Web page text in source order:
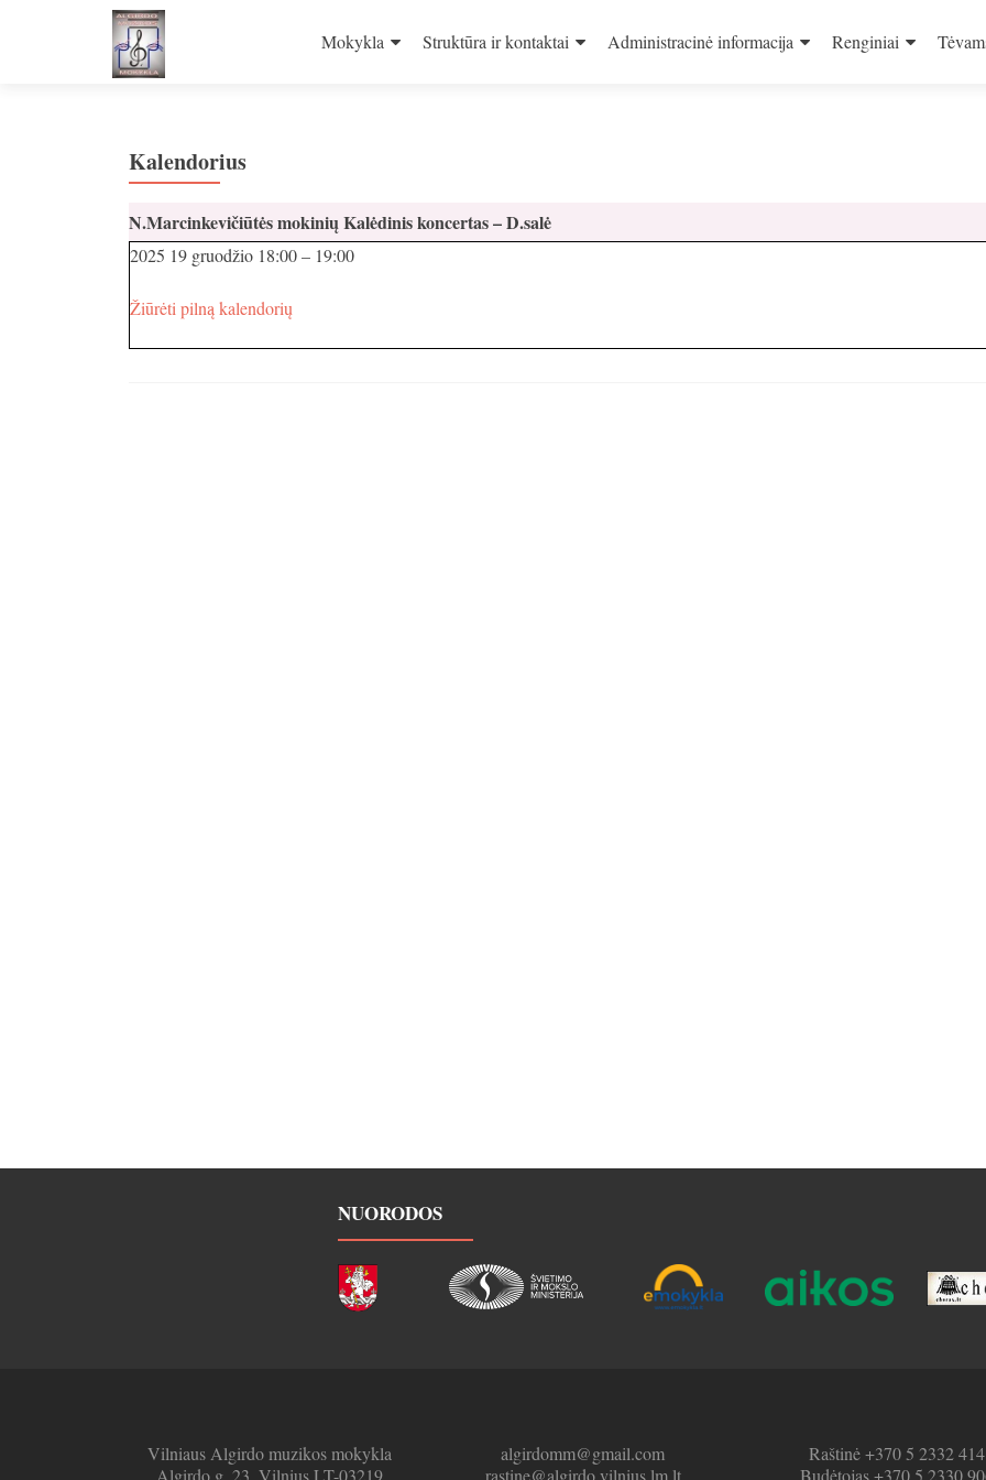
to
Mokykla Struktūra ir kontaktai Administracinė informacija Renginiai
Kalendorius
N.Marcinkevičiūtės mokinių Kalėdinis koncertas – D.salė
2025 19 gruodžio 18:00– 19:00
Žiūrėti pilną kalendorių
NUORODOS
Vilniaus Algirdo muzikos mokykla
Algirdo g. 23, Vilnius LT-03219
algirdomm@gmail.com
rastine@algirdo.vilnius.lm.lt
Raštinė +370 5 2332 414
Budėtojas +370 5 2330